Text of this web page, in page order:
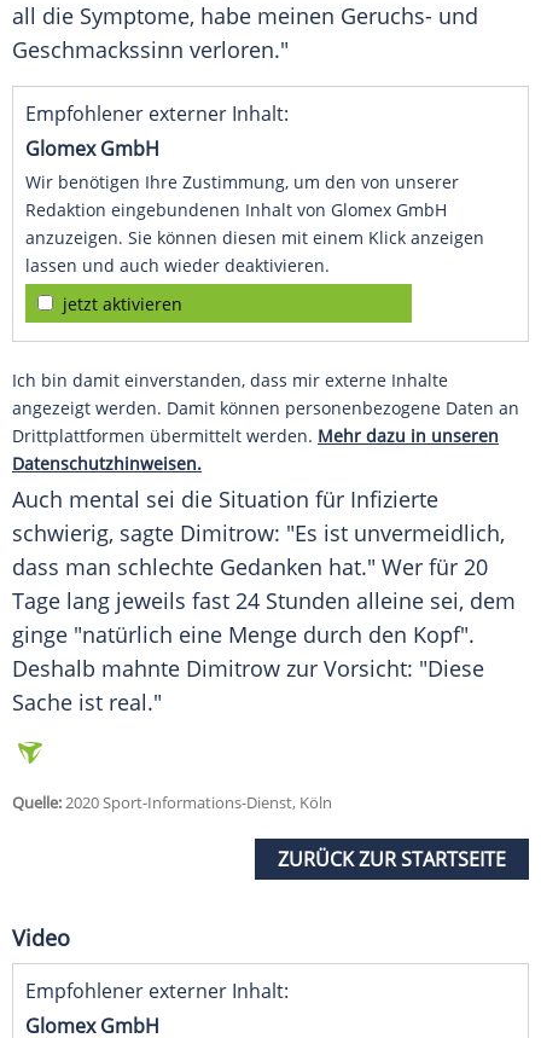
all die Symptome, habe meinen Geruchs- und
Geschmackssinn verloren."
Empfohlener externer Inhalt:
Glomex GmbH
Wir benötigen Ihre Zustimmung, um den von unserer
Redaktion eingebundenen Inhalt von Glomex GmbH
anzuzeigen. Sie können diesen mit einem Klick anzeigen
lassen und auch wieder deaktivieren.
jetzt aktivieren
Ich bin damit einverstanden, dass mir externe Inhalte
angezeigt werden. Damit können personenbezogene Daten an
Drittplattformen übermittelt werden. Mehr dazu in unseren
Datenschutzhinweisen.
Auch mental sei die Situation für Infizierte
schwierig, sagte Dimitrow: "Es ist unvermeidlich,
dass man schlechte Gedanken hat." Wer für 20
Tage lang jeweils fast 24 Stunden alleine sei, dem
ginge "natürlich eine Menge durch den Kopf".
Deshalb mahnte Dimitrow zur Vorsicht: "Diese
Sache ist real."
Quelle:2020 Sport-Informations-Dienst, Köln
ZURÜCK ZUR STARTSEITE
Video
Empfohlener externer Inhalt:
Glomex GmbH